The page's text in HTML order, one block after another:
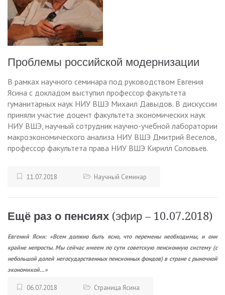
Проблемы российской модернизации
В рамках научного семинара под руководством Евгения
Ясина с докладом выступил профессор факультета
гуманитарных наук НИУ ВШЭ Михаил Давыдов. В дискуссии
приняли участие доцент факультета экономических наук
НИУ ВШЭ, научный сотрудник научно-учебной лаборатории
макроэкономического анализа НИУ ВШЭ Дмитрий Веселов,
профессор факультета права НИУ ВШЭ Кирилл Соловьев.
11.07.2018 Научный Семинар
Ещё раз о пенсиях (эфир – 10.07.2018)
Евгений Ясин: «Всем должно быть ясно, что перемены необходимы, и они
крайне непросты. Мы сейчас имеем по сути советскую пенсионную систему (с
небольшой долей негосударственных пенсионных фондов) в стране с рыночной
экономикой…»
06.07.2018 Страница Ясина